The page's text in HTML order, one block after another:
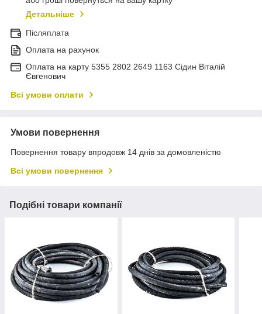
Детальніше
Післяплата
Оплата на рахунок
Оплата на карту 5355 2802 2649 1163 Сідин Віталій
Євгенович
Всі умови оплати
Умови повернення
Повернення товару впродовж 14 днів за домовленістю
Всі умови повернення
Подібні товари компанії